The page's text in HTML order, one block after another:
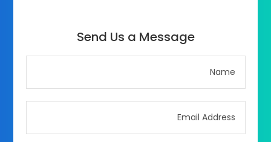
Send Us a Message